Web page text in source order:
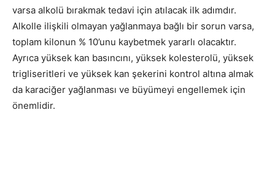
varsa alkolü bırakmak tedavi için atılacak ilk adımdır.
Alkolle ilişkili olmayan yağlanmaya bağlı bir sorun varsa,
toplam kilonun % 10’unu kaybetmek yararlı olacaktır.
Ayrıca yüksek kan basıncını, yüksek kolesterolü, yüksek
trigliseritleri ve yüksek kan şekerini kontrol altına almak
da karaciğer yağlanması ve büyümeyi engellemek için
önemlidir.